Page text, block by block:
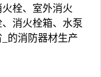
栓、室外消火
消火栓箱、水泵
的消防器材生产